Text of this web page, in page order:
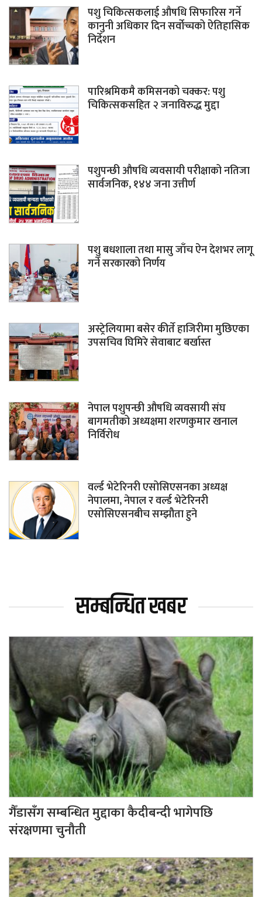
पशु चिकित्सकलाई औषधि सिफारिस गर्ने
कानुनी अधिकार दिन सर्वोच्चको ऐतिहासिक
निर्देशन
पारिश्रमिकमै कमिसनको चक्कर: पशु
चिकित्सकसहित २ जनाविरुद्ध मुद्दा
पशुपन्छी औषधि व्यवसायी परीक्षाको नतिजा
सार्वजनिक, १४४ जना उत्तीर्ण
पशु बधशाला तथा मासु जाँच ऐन देशभर लागू
गर्ने सरकारको निर्णय
अस्ट्रेलियामा बसेर कीर्ते हाजिरीमा मुछिएका
उपसचिव घिमिरे सेवाबाट बर्खास्त
नेपाल पशुपन्छी औषधि व्यवसायी संघ
बागमतीको अध्यक्षमा शरणकुमार खनाल
निर्विरोध
वर्ल्ड भेटेरिनरी एसोसिएसनका अध्यक्ष
नेपालमा, नेपाल र वर्ल्ड भेटेरिनरी
एसोसिएसनबीच सम्झौता हुने
सम्बन्धित खबर
गैँडासँग सम्बन्धित मुद्दाका कैदीबन्दी भागेपछि
संरक्षणमा चुनौती